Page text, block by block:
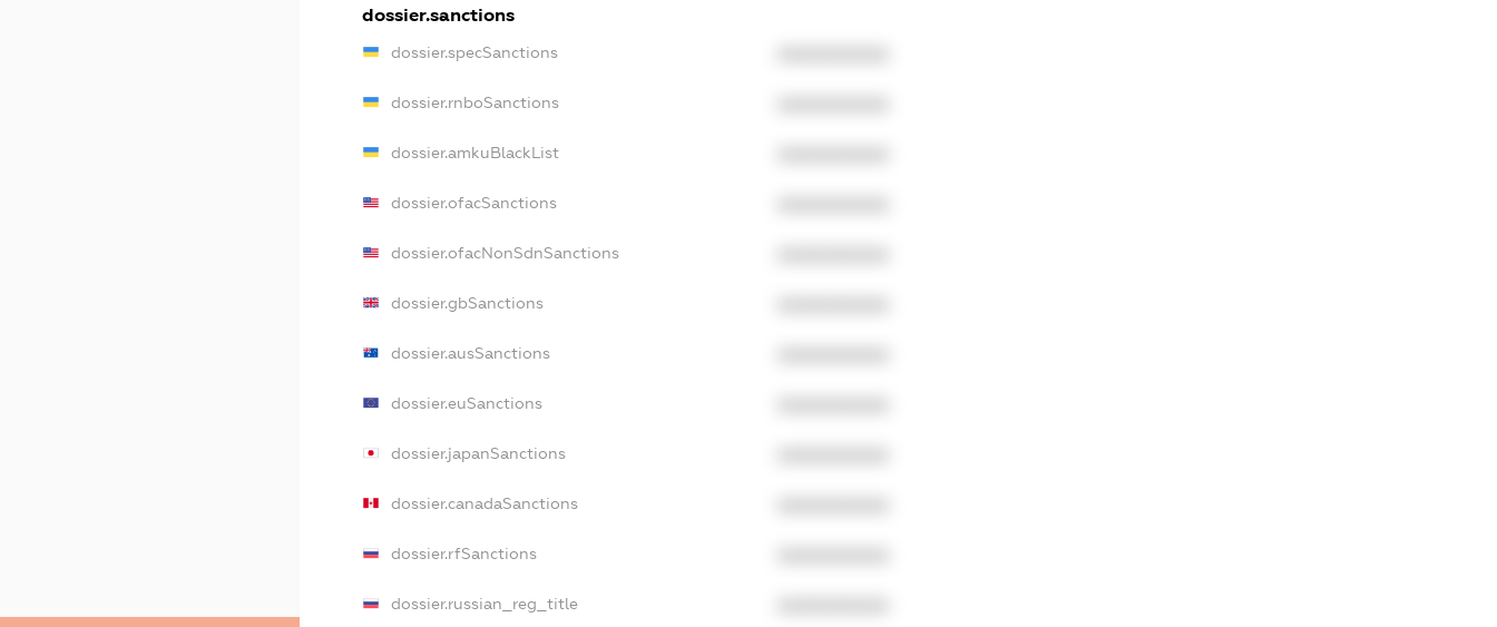
dossier.sanctions
dossier.specSanctions
dossier.rnboSanctions
dossier.amkuBlackList
dossier.ofacSanctions
dossier.ofacNonSdnSanctions
dossier.gbSanctions
dossier.ausSanctions
dossier.euSanctions
dossier.japanSanctions
dossier.canadaSanctions
dossier.rfSanctions
dossier.russian_reg_title